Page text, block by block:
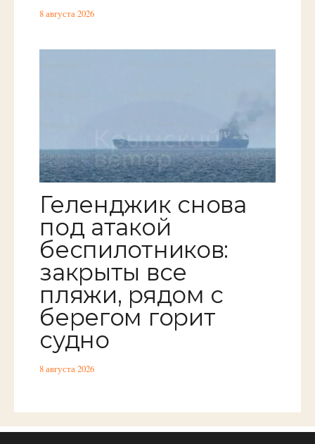
8 августа 2026
Геленджик снова
под атакой
беспилотников:
закрыты все
пляжи, рядом с
берегом горит
судно
8 августа 2026